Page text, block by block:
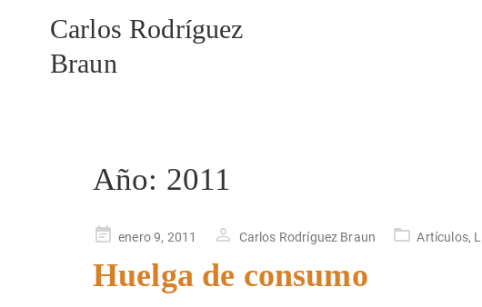
Carlos Rodríguez
Braun
Año: 2011
Publicado
enero 9, 2011 Carlos Rodríguez Braun Artículos,
Huelga de consumo